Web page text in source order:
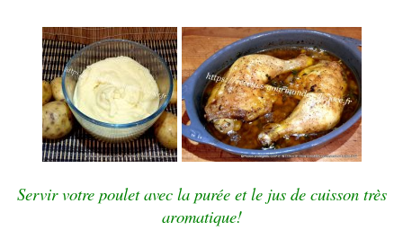
Servir votre poulet avec la purée et le jus de cuisson très
aromatique!